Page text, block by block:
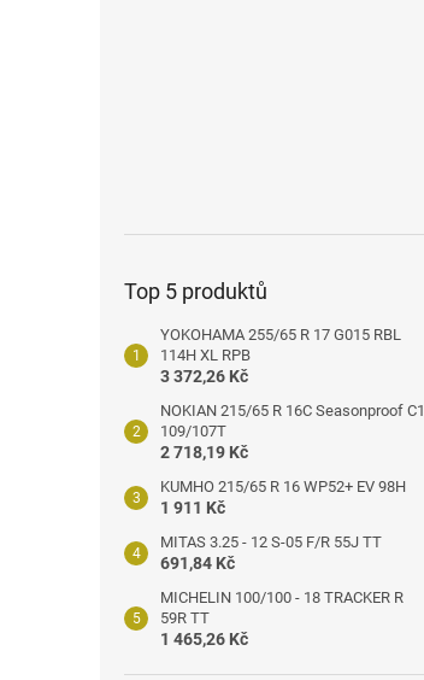
Top 5 produktů
YOKOHAMA 255/65 R 17 G015 RBL
114H XL RPB
3 372,26 Kč
NOKIAN 215/65 R 16C Seasonproof C1
109/107T
2 718,19 Kč
KUMHO 215/65 R 16 WP52+ EV 98H
1 911 Kč
MITAS 3.25 - 12 S-05 F/R 55J TT
691,84 Kč
MICHELIN 100/100 - 18 TRACKER R
59R TT
1 465,26 Kč